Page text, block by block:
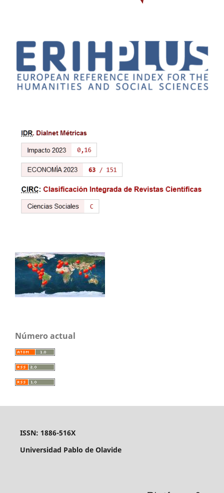
Número actual
ISSN: 1886-516X
Universidad Pablo de Olavide